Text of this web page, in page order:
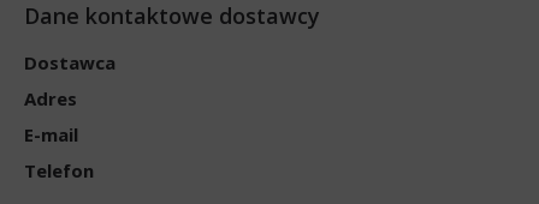
Dane kontaktowe dostawcy
Dostawca
Adres
E-mail
Telefon